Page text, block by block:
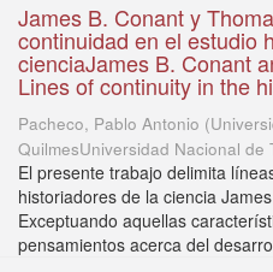
James B. Conant y
continuidad en el estudio
cienciaJames B. Conant
Lines of continuity in the
Pacheco, Pablo Antonio (
QuilmesUniversidad Nacional de
El presente trabajo delimita
historiadores de la ciencia
Exceptuando aquellas
pensamientos acerca del